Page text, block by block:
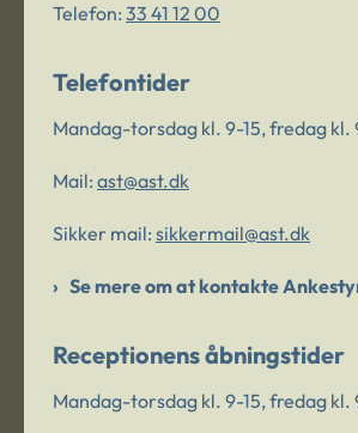
Telefon: 33 41 12 00
Telefontider
Mandag-torsdag kl. 9-15, fredag kl.
Mail: ast@ast.dk
Sikker mail: sikkermail@ast.dk
Se mere om at kontakte
Receptionens åbningstider
Mandag-torsdag kl. 9-15, fredag kl.